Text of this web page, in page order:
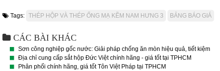
Tags: THÉP HỘP VÀ THÉP ỐNG MẠ KẼM NAM HƯNG 3 BẢNG BÁO GIÁ
CÁC BÀI KHÁC
Sơn công nghiệp gốc nước: Giải pháp chống ăn mòn hiệu quả, tiết kiệm
Địa chỉ cung cấp sắt hộp Đức Việt chính hãng - giá tốt tại TPHCM
Phân phối chính hãng, giá tốt Tôn Việt Pháp tại TPHCM